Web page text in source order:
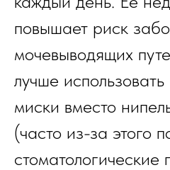
повышает риск
мочевыводящих
лучше
миски вместо
(часто из-за этого